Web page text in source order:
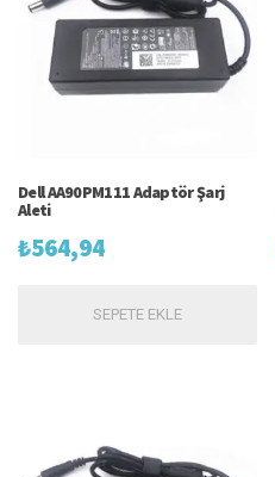
Dell AA90PM111 Adaptör Şarj
Aleti
₺564,94
SEPETE EKLE